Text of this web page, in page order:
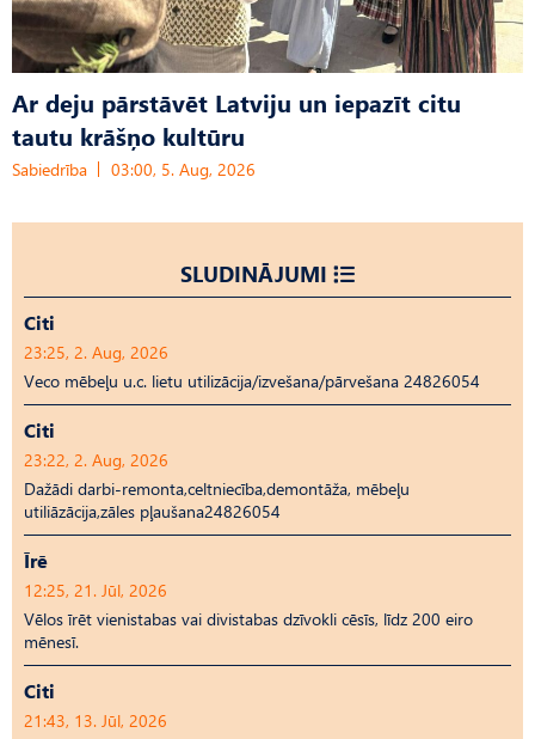
Ar deju pārstāvēt Latviju un iepazīt citu
tautu krāšņo kultūru
Sabiedrība 03:00, 5. Aug, 2026
SLUDINĀJUMI
Citi
23:25, 2. Aug, 2026
Veco mēbeļu u.c. lietu utilizācija/izvešana/pārvešana 24826054
Citi
23:22, 2. Aug, 2026
Dažādi darbi-remonta,celtniecība,demontāža, mēbeļu
utiliāzācija,zāles pļaušana24826054
Īrē
12:25, 21. Jūl, 2026
Vēlos īrēt vienistabas vai divistabas dzīvokli cēsīs, līdz 200 eiro
mēnesī.
Citi
21:43, 13. Jūl, 2026